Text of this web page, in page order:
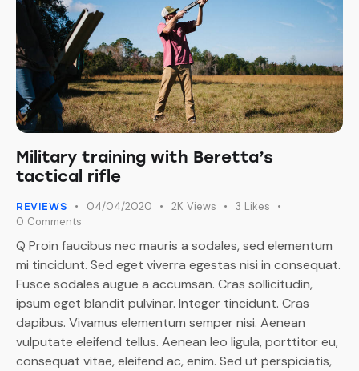
Military training with Beretta’s
tactical rifle
REVIEWS 04/04/2020 2K Views 3 Likes
0 Comments
Q Proin faucibus nec mauris a sodales, sed elementum
mi tincidunt. Sed eget viverra egestas nisi in consequat.
Fusce sodales augue a accumsan. Cras sollicitudin,
ipsum eget blandit pulvinar. Integer tincidunt. Cras
dapibus. Vivamus elementum semper nisi. Aenean
vulputate eleifend tellus. Aenean leo ligula, porttitor eu,
consequat vitae, eleifend ac, enim. Sed ut perspiciatis,